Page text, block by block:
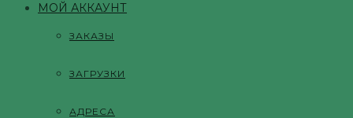
МОЙ АККАУНТ
ЗАКАЗЫ
ЗАГРУЗКИ
АДРЕСА